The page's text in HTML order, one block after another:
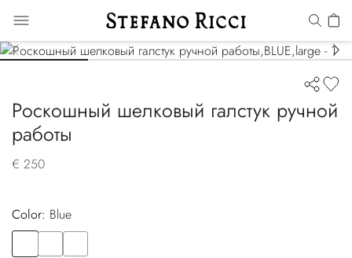
Роскошный шелковый галстук ручной
работы
€ 250
Color:
blue